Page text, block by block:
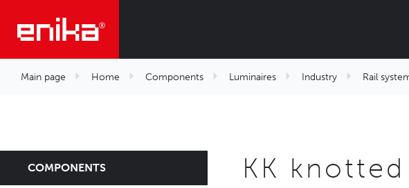
Main page Home Components Luminaires Industry Rail
COMPONENTS KK